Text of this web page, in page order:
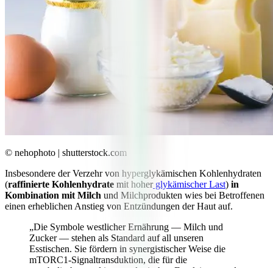
© nehophoto | shutterstock.com
Insbesondere der Verzehr von hyperglykämischen Kohlenhydraten
(raffinierte Kohlenhydrate mit hoherglykämischer Last) in
Kombination mit Milch und Milchprodukten wies bei Betroffenen
einen erheblichen Anstieg von Entzündungen der Haut auf.
„Die Symbole westlicher Ernährung — Milch und
Zucker — stehen als Standard auf all unseren
Esstischen. Sie fördern in synergistischer Weise die
mTORC1-Signaltransduktion, die für die